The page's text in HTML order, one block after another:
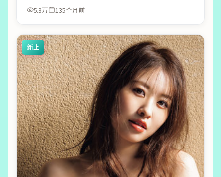
5.3万
135个月前
新上